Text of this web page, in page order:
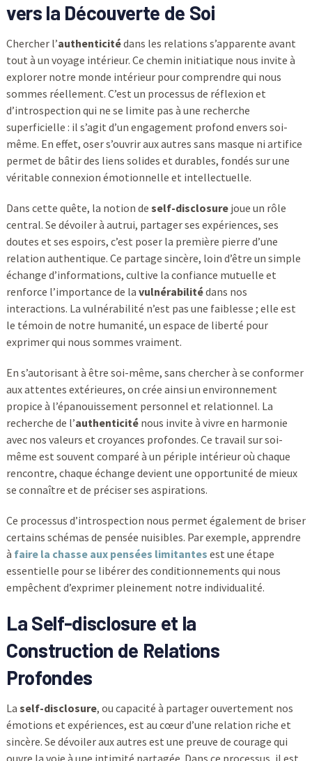
vers la Découverte de Soi
Chercher l’authenticitédans les relations s’apparente avant
tout à un voyage intérieur. Ce chemin initiatique nous invite à
explorer notre monde intérieur pour comprendre qui nous
sommes réellement. C’est un processus de réflexion et
d’introspection qui ne se limite pas à une recherche
superficielle : il s’agit d’un engagement profond envers soi-
même. En effet, oser s’ouvrir aux autres sans masque ni artifice
permet de bâtir des liens solides et durables, fondés sur une
véritable connexion émotionnelle et intellectuelle.
Dans cette quête, la notion de self-disclosurejoue un rôle
central. Se dévoiler à autrui, partager ses expériences, ses
doutes et ses espoirs, c’est poser la première pierre d’une
relation authentique. Ce partage sincère, loin d’être un simple
échange d’informations, cultive la confiance mutuelle et
renforce l’importance de la vulnérabilitédans nos
interactions. La vulnérabilité n’est pas une faiblesse ; elle est
le témoin de notre humanité, un espace de liberté pour
exprimer qui nous sommes vraiment.
En s’autorisant à être soi-même, sans chercher à se conformer
aux attentes extérieures, on crée ainsi un environnement
propice à l’épanouissement personnel et relationnel. La
recherche de l’authenticiténous invite à vivre en harmonie
avec nos valeurs et croyances profondes. Ce travail sur soi-
même est souvent comparé à un périple intérieur où chaque
rencontre, chaque échange devient une opportunité de mieux
se connaître et de préciser ses aspirations.
Ce processus d’introspection nous permet également de briser
certains schémas de pensée nuisibles. Par exemple, apprendre
à faire la chasse aux pensées limitantes est une étape
essentielle pour se libérer des conditionnements qui nous
empêchent d’exprimer pleinement notre individualité.
La Self-disclosure et la
Construction de Relations
Profondes
La self-disclosure, ou capacité à partager ouvertement nos
émotions et expériences, est au cœur d’une relation riche et
sincère. Se dévoiler aux autres est une preuve de courage qui